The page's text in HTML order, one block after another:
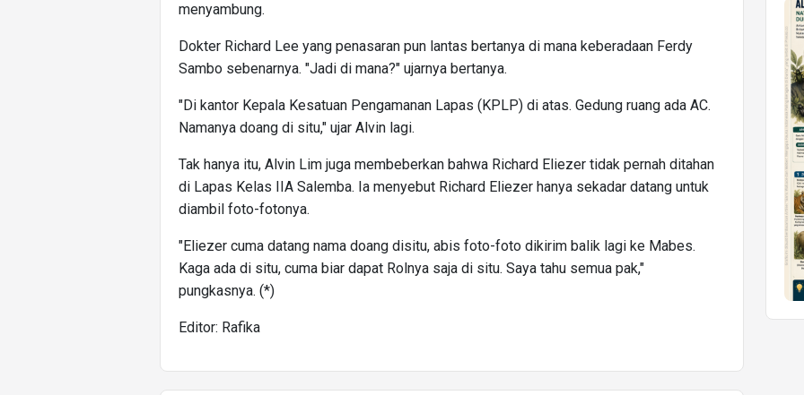
menyambung.
Dokter Richard Lee yang penasaran pun lantas bertanya di mana keberadaan Ferdy
Sambo sebenarnya. "Jadi di mana?" ujarnya bertanya.
"Di kantor Kepala Kesatuan Pengamanan Lapas (KPLP) di atas. Gedung ruang ada AC.
Namanya doang di situ," ujar Alvin lagi.
Tak hanya itu, Alvin Lim juga membeberkan bahwa Richard Eliezer tidak pernah ditahan
di Lapas Kelas IIA Salemba. Ia menyebut Richard Eliezer hanya sekadar datang untuk
diambil foto-fotonya.
"Eliezer cuma datang nama doang disitu, abis foto-foto dikirim balik lagi ke Mabes.
Kaga ada di situ, cuma biar dapat Rolnya saja di situ. Saya tahu semua pak,"
pungkasnya. (*)
Editor: Rafika